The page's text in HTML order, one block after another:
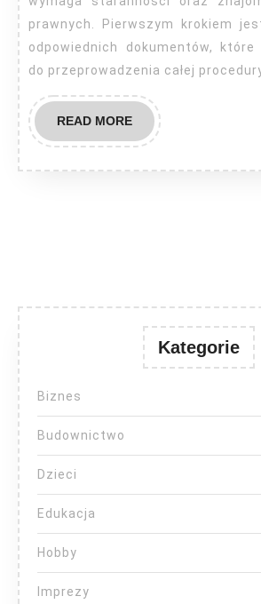
prawnych. Pierwszym krokiem
odpowiednich dokumentów, które
do przeprowadzenia całej
READ MOREREAD
MORE
Kategorie
Biznes
Budownictwo
Dzieci
Edukacja
Hobby
Imprezy